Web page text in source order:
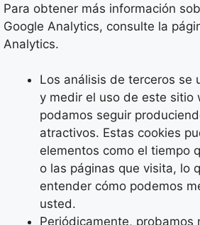
Para obtener más información
Google Analytics, consulte la
Analytics.
Los análisis de terceros se
y medir el uso de este sitio
podamos seguir
atractivos. Estas cookies
elementos como el tiempo
o las páginas que visita, lo
entender cómo podemos
usted.
Periódicamente, probamos